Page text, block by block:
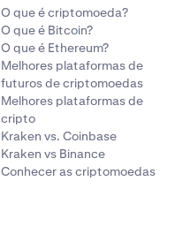
O que é criptomoeda?
O que é Bitcoin?
O que é Ethereum?
Melhores plataformas de
futuros de criptomoedas
Melhores plataformas de
cripto
Kraken vs. Coinbase
Kraken vs Binance
Conhecer as criptomoedas